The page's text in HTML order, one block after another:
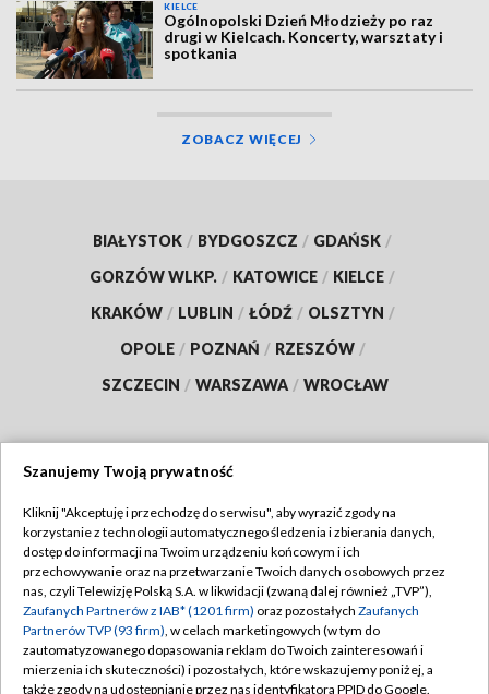
KIELCE
Ogólnopolski Dzień Młodzieży po raz
drugi w Kielcach. Koncerty, warsztaty i
spotkania
ZOBACZ WIĘCEJ
BIAŁYSTOK / BYDGOSZCZ / GDAŃSK /
GORZÓW WLKP. / KATOWICE / KIELCE /
KRAKÓW / LUBLIN / ŁÓDŹ / OLSZTYN /
OPOLE / POZNAŃ / RZESZÓW /
SZCZECIN / WARSZAWA / WROCŁAW
TVP
Abonament TVP
Emisja w TVP
Centrum informacji TVP
Naziemna Telewizja Cyfrowa
Regulamin TVP
Polityka prywatności
Moje zgody
Pomoc
Szanujemy Twoją prywatność
Kliknij "Akceptuję i przechodzę do serwisu", aby wyrazić zgody na
korzystanie z technologii automatycznego śledzenia i zbierania danych,
dostęp do informacji na Twoim urządzeniu końcowym i ich
przechowywanie oraz na przetwarzanie Twoich danych osobowych przez
nas, czyli Telewizję Polską S.A. w likwidacji (zwaną dalej również „TVP”),
Zaufanych Partnerów z IAB* (1201 firm) oraz pozostałych Zaufanych
Partnerów TVP (93 firm), w celach marketingowych (w tym do
zautomatyzowanego dopasowania reklam do Twoich zainteresowań i
mierzenia ich skuteczności) i pozostałych, które wskazujemy poniżej, a
także zgody na udostępnianie przez nas identyfikatora PPID do Google.